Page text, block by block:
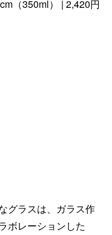
（350ml） | 2,420円
グラスは、ガラス作
ボレーションした